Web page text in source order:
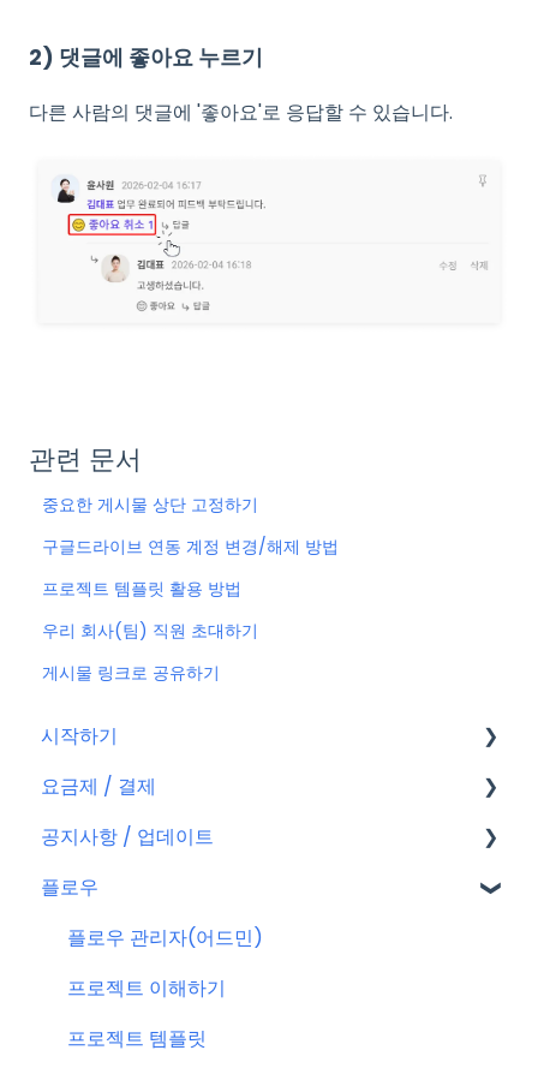
2) 댓글에 좋아요 누르기
다른 사람의 댓글에 '좋아요'로 응답할 수 있습니다.
관련 문서
중요한 게시물 상단 고정하기
구글드라이브 연동 계정 변경/해제 방법
프로젝트 템플릿 활용 방법
우리 회사(팀) 직원 초대하기
게시물 링크로 공유하기
시작하기
회원가입
플로우 계정
요금제 / 결제
요금제
결제
결제 관련 자주 묻는 질문
공지사항 / 업데이트
공지사항
특별 프로모션
신규 업데이트 (PC&서버)
서버 작업
플로우
플로우 관리자(어드민)
프로젝트 이해하기
프로젝트 템플릿